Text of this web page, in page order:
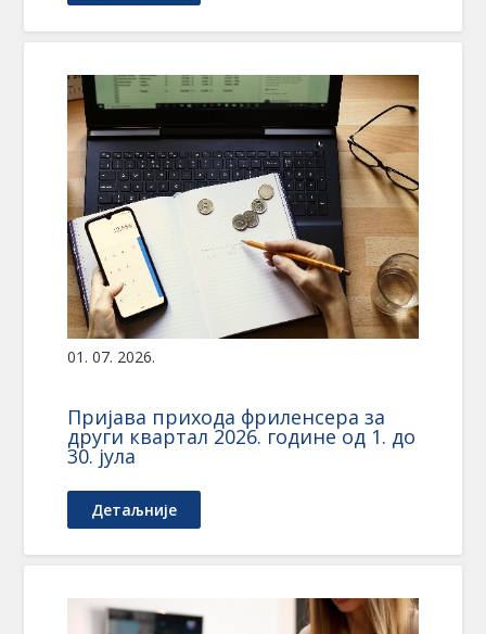
01. 07. 2026.
Пријава прихода фриленсера за
други квартал 2026. године од 1. до
30. јула
Детаљније